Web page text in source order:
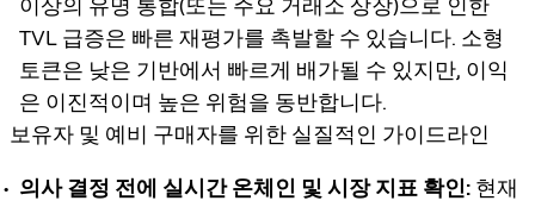
이상의 유명 통합(또는 주요 거래소 상장)으로 인한
TVL 급증은 빠른 재평가를 촉발할 수 있습니다. 소형
토큰은 낮은 기반에서 빠르게 배가될 수 있지만, 이익
은 이진적이며 높은 위험을 동반합니다.
보유자 및 예비 구매자를 위한 실질적인 가이드라인
의사 결정 전에 실시간 온체인 및 시장 지표 확인: 현재